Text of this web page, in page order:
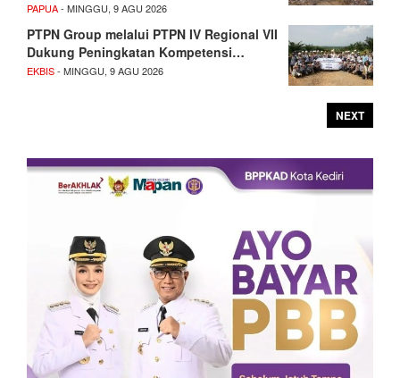
PAPUA- MINGGU, 9 AGU 2026
PTPN Group melalui PTPN IV Regional VII
Dukung Peningkatan Kompetensi…
EKBIS- MINGGU, 9 AGU 2026
NEXT